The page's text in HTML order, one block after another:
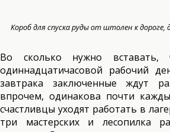
Короб для спуска руды от штолен к дороге,
Во сколько нужно вставать,
одиннадцатичасовой рабочий
завтрака заключенные ждут
впрочем, одинакова почти
счастливцы уходят работать в
три мастерских и лесопилка